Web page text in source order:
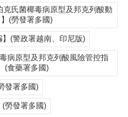
克氏菌椰毒病原型及邦克列酸動
(勞發署多國)
】(警政署越南、印尼版)
病原型及邦克列酸風險管控指
(食藥署多國)
發署多國)
(勞發署多國)